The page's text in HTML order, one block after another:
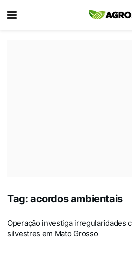
Tag: acordos ambientais
Operação investiga irregularidades
silvestres em Mato Grosso